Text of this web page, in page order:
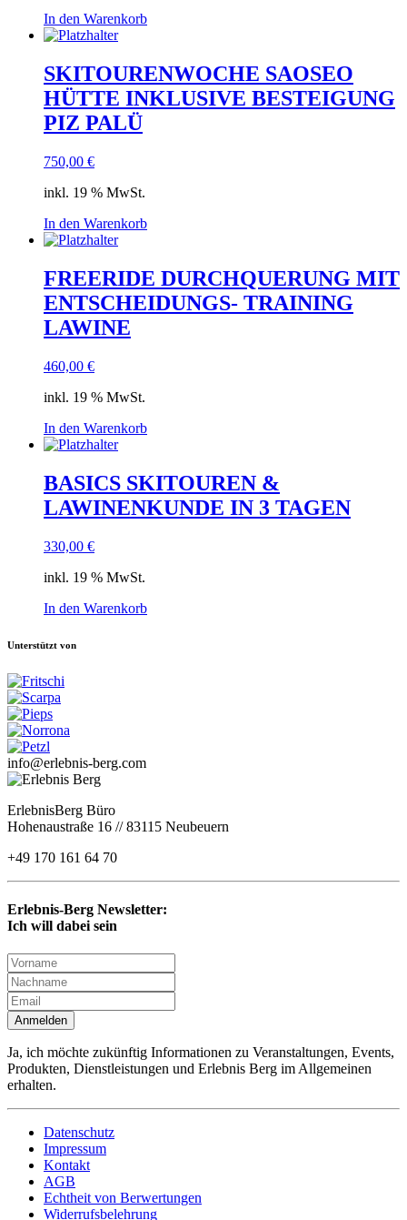
In den Warenkorb
SKITOURENWOCHE SAOSEO
HÜTTE INKLUSIVE BESTEIGUNG
PIZ PALÜ
750,00 €
inkl. 19 % MwSt.
In den Warenkorb
FREERIDE DURCHQUERUNG MIT
ENTSCHEIDUNGS- TRAINING
LAWINE
460,00 €
inkl. 19 % MwSt.
In den Warenkorb
BASICS SKITOUREN &
LAWINENKUNDE IN 3 TAGEN
330,00 €
inkl. 19 % MwSt.
In den Warenkorb
Unterstützt von
info@erlebnis-berg.com
ErlebnisBerg Büro
Hohenaustraße 16 // 83115 Neubeuern
+49 170 161 64 70
Erlebnis-Berg Newsletter:
Ich will dabei sein
Anmelden
Ja, ich möchte zukünftig Informationen zu Veranstaltungen, Events,
Produkten, Dienstleistungen und Erlebnis Berg im Allgemeinen
erhalten.
Datenschutz
Impressum
Kontakt
AGB
Echtheit von Berwertungen
Widerrufsbelehrung